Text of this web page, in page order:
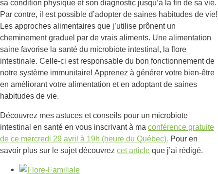
sa condition physique et son diagnostic jusqu’à la fin de sa vie.
Par contre, il est possible d’adopter de saines habitudes de vie!
Les approches alimentaires que j’utilise prônent un
cheminement graduel par de vrais aliments. Une alimentation
saine favorise la santé du microbiote intestinal, la flore
intestinale. Celle-ci est responsable du bon fonctionnement de
notre système immunitaire! Apprenez à générer votre bien-être
en améliorant votre alimentation et en adoptant de saines
habitudes de vie.
Découvrez mes astuces et conseils pour un microbiote
intestinal en santé en vous inscrivant à ma conférence gratuite
de ce mercredi 29 avril à 19h (heure du Québec). Pour en
savoir plus sur le sujet découvrez cet article que j’ai rédigé.